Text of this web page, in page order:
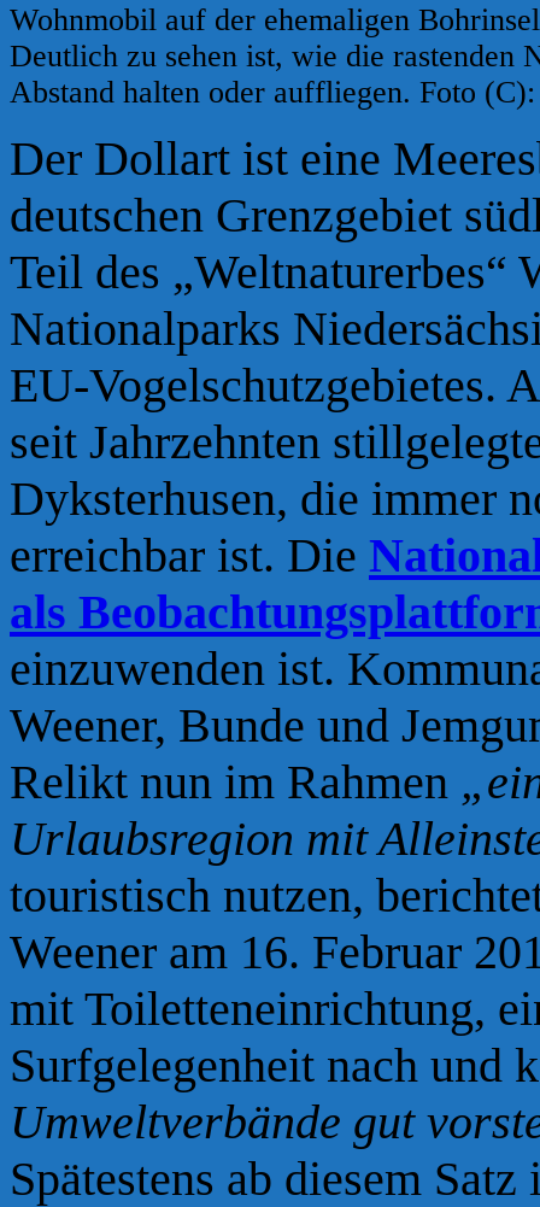
Wohnmobil auf der ehemaligen
Deutlich zu sehen ist, wie die rastenden
Abstand halten oder auffliegen. Foto
Der Dollart ist eine
deutschen Grenzgebiet
Teil des „Weltnaturerbes“
Nationalparks
EU-Vogelschutzgebietes.
seit Jahrzehnten
Dyksterhusen, die immer
erreichbar ist. Die
als
einzuwenden ist.
Weener, Bunde und
Relikt nun im Rahmen
Urlaubsregion mit
touristisch nutzen,
Weener am 16. Februar
mit Toiletteneinrichtung,
Surfgelegenheit nach und
Umweltverbände gut
Spätestens ab diesem